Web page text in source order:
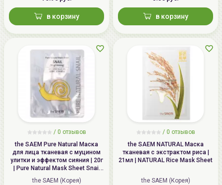
в корзину в корзину
/ 0 отзывов
the SAEM Pure Natural Маска
для лица тканевая с муцином
улитки и эффектом сияния | 20г
| Pure Natural Mask Sheet Snail
Brightening
the SAEM (Корея)
/ 0 отзывов
the SAEM NATURAL Маска
тканевая с экстрактом риса |
21мл | NATURAL Rice Mask Sheet
the SAEM (Корея)